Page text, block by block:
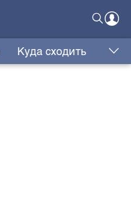
Куда сходить